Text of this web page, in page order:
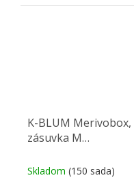
K-BLUM Merivobox,
zásuvka M
Inserta, drez
Skladom (150 sada)